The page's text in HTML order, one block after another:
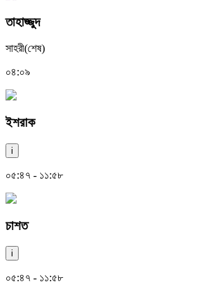
তাহাজ্জুদ
সাহরী(শেষ)
০৪:০৯
ইশরাক
i
০৫:৪৭ - ১১:৫৮
চাশত
i
০৫:৪৭ - ১১:৫৮